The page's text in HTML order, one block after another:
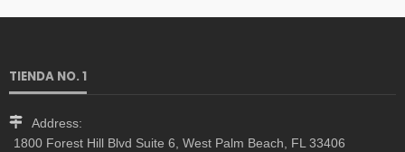
TIENDA NO. 1
Address:
1800 Forest Hill Blvd Suite 6, West Palm Beach, FL 33406